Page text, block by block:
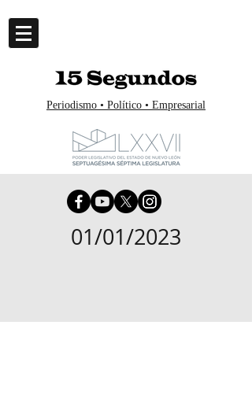
Periodismo • Político • Empresarial
01/01/2023